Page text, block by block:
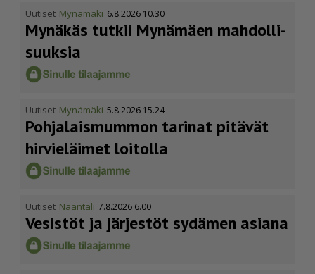
Uutiset Mynämäki 6.8.2026 10.30
Mynäkäs tutkii Mynämäen mahdol­li­
suuksia
Uutiset Mynämäki 5.8.2026 15.24
Pohja­lais­mummon tarinat pitävät
hirvieläimet loitolla
Uutiset Naantali 7.8.2026 6.00
Vesistöt ja järjestöt sydämen asiana